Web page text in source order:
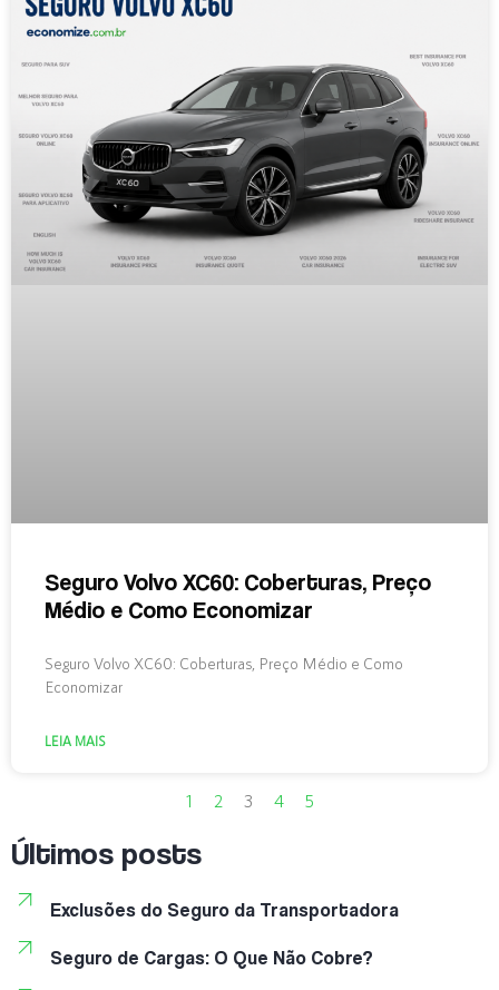
Seguro Volvo XC60: Coberturas, Preço
Médio e Como Economizar
Seguro Volvo XC60: Coberturas, Preço Médio e Como
Economizar
LEIA MAIS
1 2 3 4 5
Últimos posts
Exclusões do Seguro da Transportadora
Seguro de Cargas: O Que Não Cobre?